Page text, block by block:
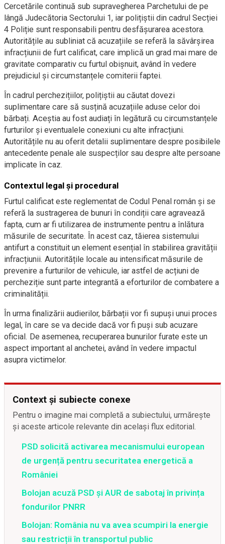
Cercetările continuă sub supravegherea Parchetului de pe
lângă Judecătoria Sectorului 1, iar polițiștii din cadrul Secției
4 Poliție sunt responsabili pentru desfășurarea acestora.
Autoritățile au subliniat că acuzațiile se referă la săvârșirea
infracțiunii de furt calificat, care implică un grad mai mare de
gravitate comparativ cu furtul obișnuit, având în vedere
prejudiciul și circumstanțele comiterii faptei.
În cadrul perchezițiilor, polițiștii au căutat dovezi
suplimentare care să susțină acuzațiile aduse celor doi
bărbați. Aceștia au fost audiați în legătură cu circumstanțele
furturilor și eventualele conexiuni cu alte infracțiuni.
Autoritățile nu au oferit detalii suplimentare despre posibilele
antecedente penale ale suspecților sau despre alte persoane
implicate în caz.
Contextul legal și procedural
Furtul calificat este reglementat de Codul Penal român și se
referă la sustragerea de bunuri în condiții care agravează
fapta, cum ar fi utilizarea de instrumente pentru a înlătura
măsurile de securitate. În acest caz, tăierea sistemului
antifurt a constituit un element esențial în stabilirea gravității
infracțiunii. Autoritățile locale au intensificat măsurile de
prevenire a furturilor de vehicule, iar astfel de acțiuni de
percheziție sunt parte integrantă a eforturilor de combatere a
criminalității.
În urma finalizării audierilor, bărbații vor fi supuși unui proces
legal, în care se va decide dacă vor fi puși sub acuzare
oficial. De asemenea, recuperarea bunurilor furate este un
aspect important al anchetei, având în vedere impactul
asupra victimelor.
Context și subiecte conexe
Pentru o imagine mai completă a subiectului, urmărește
și aceste articole relevante din același flux editorial.
PSD solicită activarea mecanismului european
de urgență pentru securitatea energetică a
României
Bolojan acuză PSD și AUR de sabotaj în privința
fondurilor PNRR
Bolojan: România nu va avea scumpiri la energie
sau restricții în transportul public